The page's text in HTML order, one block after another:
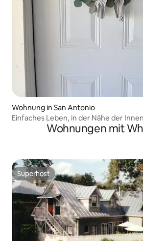
Wohnung in San Antonio
Einfaches Leben, in der Nähe der
Wohnungen mit
Superhost
Superhost